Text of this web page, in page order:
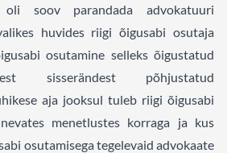
oli soov parandada advokatuuri
huvides riigi õigusabi osutaja
osutamine selleks õigustatud
sisserändest põhjustatud
aja jooksul tuleb riigi õigusabi
menetlustes korraga ja kus
osutamisega tegelevaid advokaate